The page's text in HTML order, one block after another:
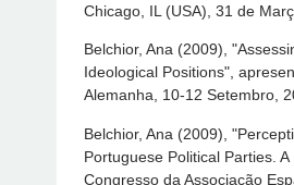
Chicago, IL (USA), 31 de
Belchior, Ana (2009),
Ideological Positions",
Alemanha, 10-12 Setembro,
Belchior, Ana (2009),
Portuguese Political Parties.
Congresso da Associação